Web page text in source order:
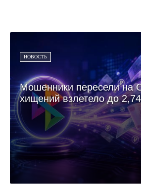
НОВОСТЬ
Мошенники пересели на
хищений взлетело до